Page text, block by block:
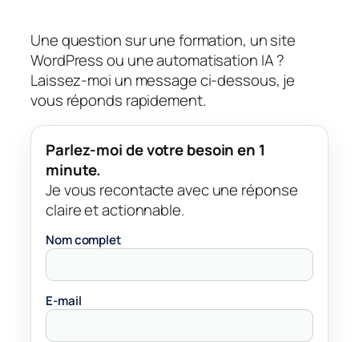
Une question sur une formation, un site
WordPress ou une automatisation IA ?
Laissez-moi un message ci-dessous, je
vous réponds rapidement.
Parlez-moi de votre besoin en 1
minute.
Je vous recontacte avec une réponse
claire et actionnable.
Nom complet
E-mail